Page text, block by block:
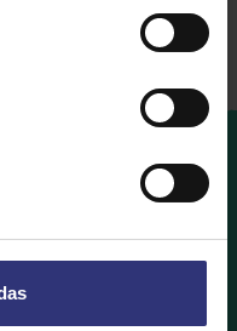
Descubre qué
Tilda Rice favoritos a